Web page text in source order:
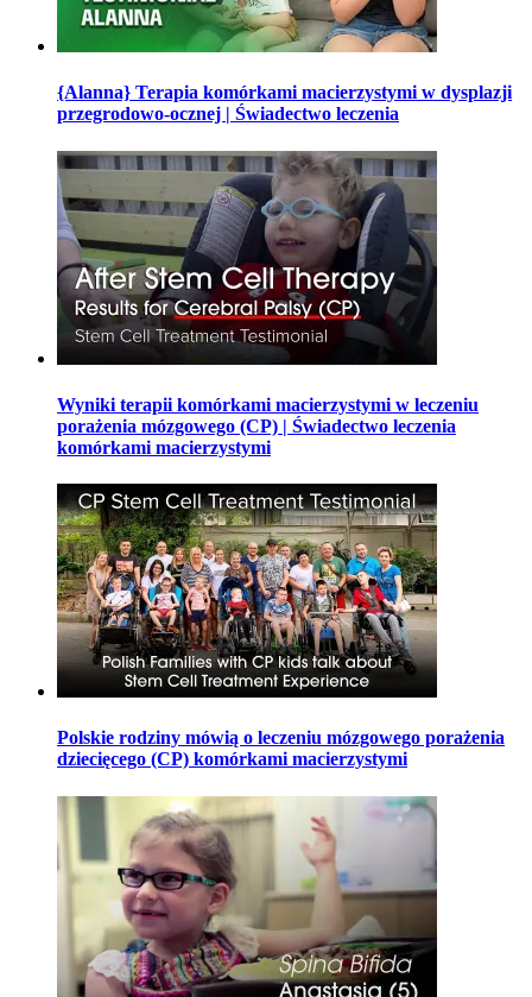
{Alanna} Terapia komórkami macierzystymi w dysplazji
przegrodowo-ocznej | Świadectwo leczenia
Wyniki terapii komórkami macierzystymi w leczeniu
porażenia mózgowego (CP) | Świadectwo leczenia
komórkami macierzystymi
Polskie rodziny mówią o leczeniu mózgowego porażenia
dziecięcego (CP) komórkami macierzystymi